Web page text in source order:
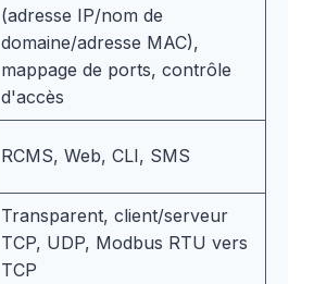
(adresse IP/nom de
domaine/adresse MAC),
mappage de ports, contrôle
d'accès
RCMS, Web, CLI, SMS
Transparent, client/serveur
TCP, UDP, Modbus RTU vers
TCP